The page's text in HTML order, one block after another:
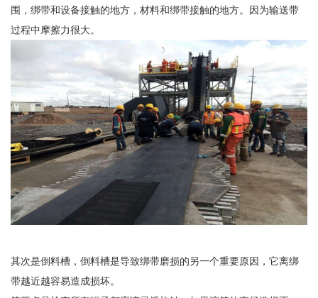
全国咨询热线：
138-6420-1845
137-8066-5725
围，绑带和设备接触的地方，材料和绑带接触的地方。因为输送带
过程中摩擦力很大。
其次是倒料槽，倒料槽是导致绑带磨损的另一个重要原因，它离绑
带越近越容易造成损坏。